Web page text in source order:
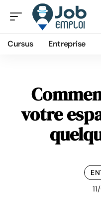
Cursus Entreprise
votre